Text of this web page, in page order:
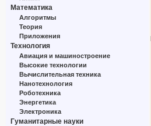
Математика
Алгоритмы
Теория
Приложения
Технология
Авиация и машиностроение
Высокие технологии
Вычислительная техника
Нанотехнология
Роботехника
Энергетика
Электроника
Гуманитарные науки